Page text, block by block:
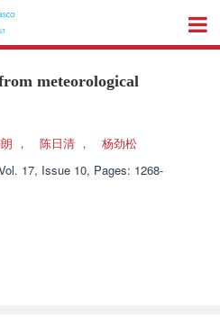
meteorological
， 陈日清 ，
杨劲松
17, Issue 10, Pages: 1268-